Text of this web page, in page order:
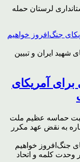
لرستان حمله
شهید ایران و تبیین
آمریکای
حماسه عظیم ملت
به نقض عهد مکرر
جنگ‌افروز خواهیم
وحدت کلمه و اتحاد